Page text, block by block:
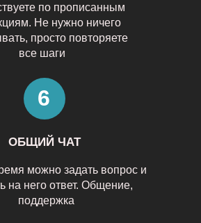
по прописанным
Не нужно ничего
просто повторяете
все шаги
можно задать вопрос и
на него ответ. Общение,
поддержка
ОБЩИЙ ЧАТ
6